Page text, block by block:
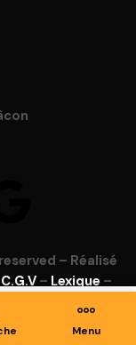
– Réalisé
C.G.V – Lexique –
Menu